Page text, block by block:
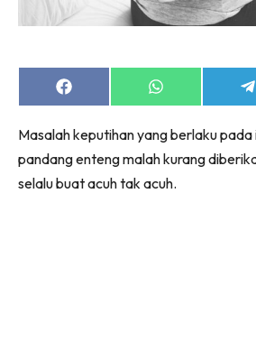
Share
on
Share
on
Masalah keputihan yang berlaku pada
pandang enteng malah kurang
selalu buat acuh tak acuh.